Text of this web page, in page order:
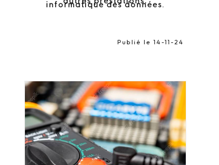
informatique des données.
Publié le 14-11-24